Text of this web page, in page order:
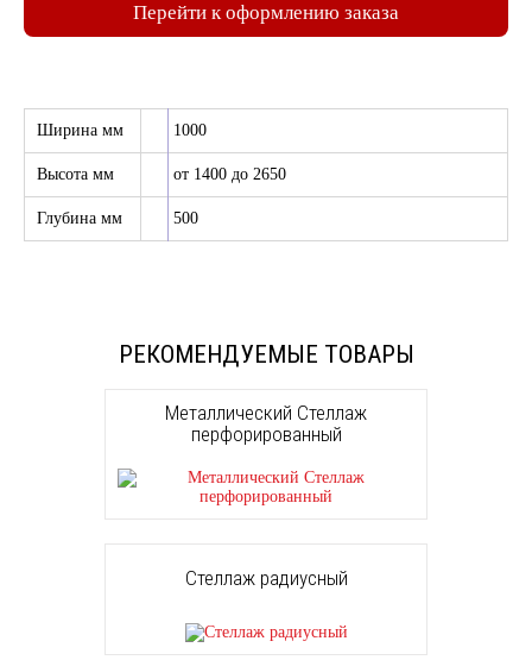
Перейти к оформлению заказа
Ширина мм 1000
Высота мм от 1400 до 2650
Глубина мм 500
РЕКОМЕНДУЕМЫЕ ТОВАРЫ
Металлический Стеллаж
перфорированный
Стеллаж радиусный